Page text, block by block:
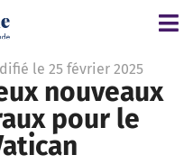
le 25 février 2025
nouveaux
pour le